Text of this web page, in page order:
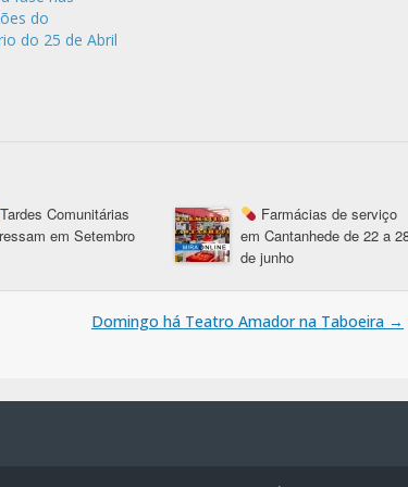
do
do 25 de Abril
Tardes Comunitárias
em Setembro
Farmácias de serviço
em Cantanhede de 22 a
de junho
Domingo há Teatro Amador na Taboeira →